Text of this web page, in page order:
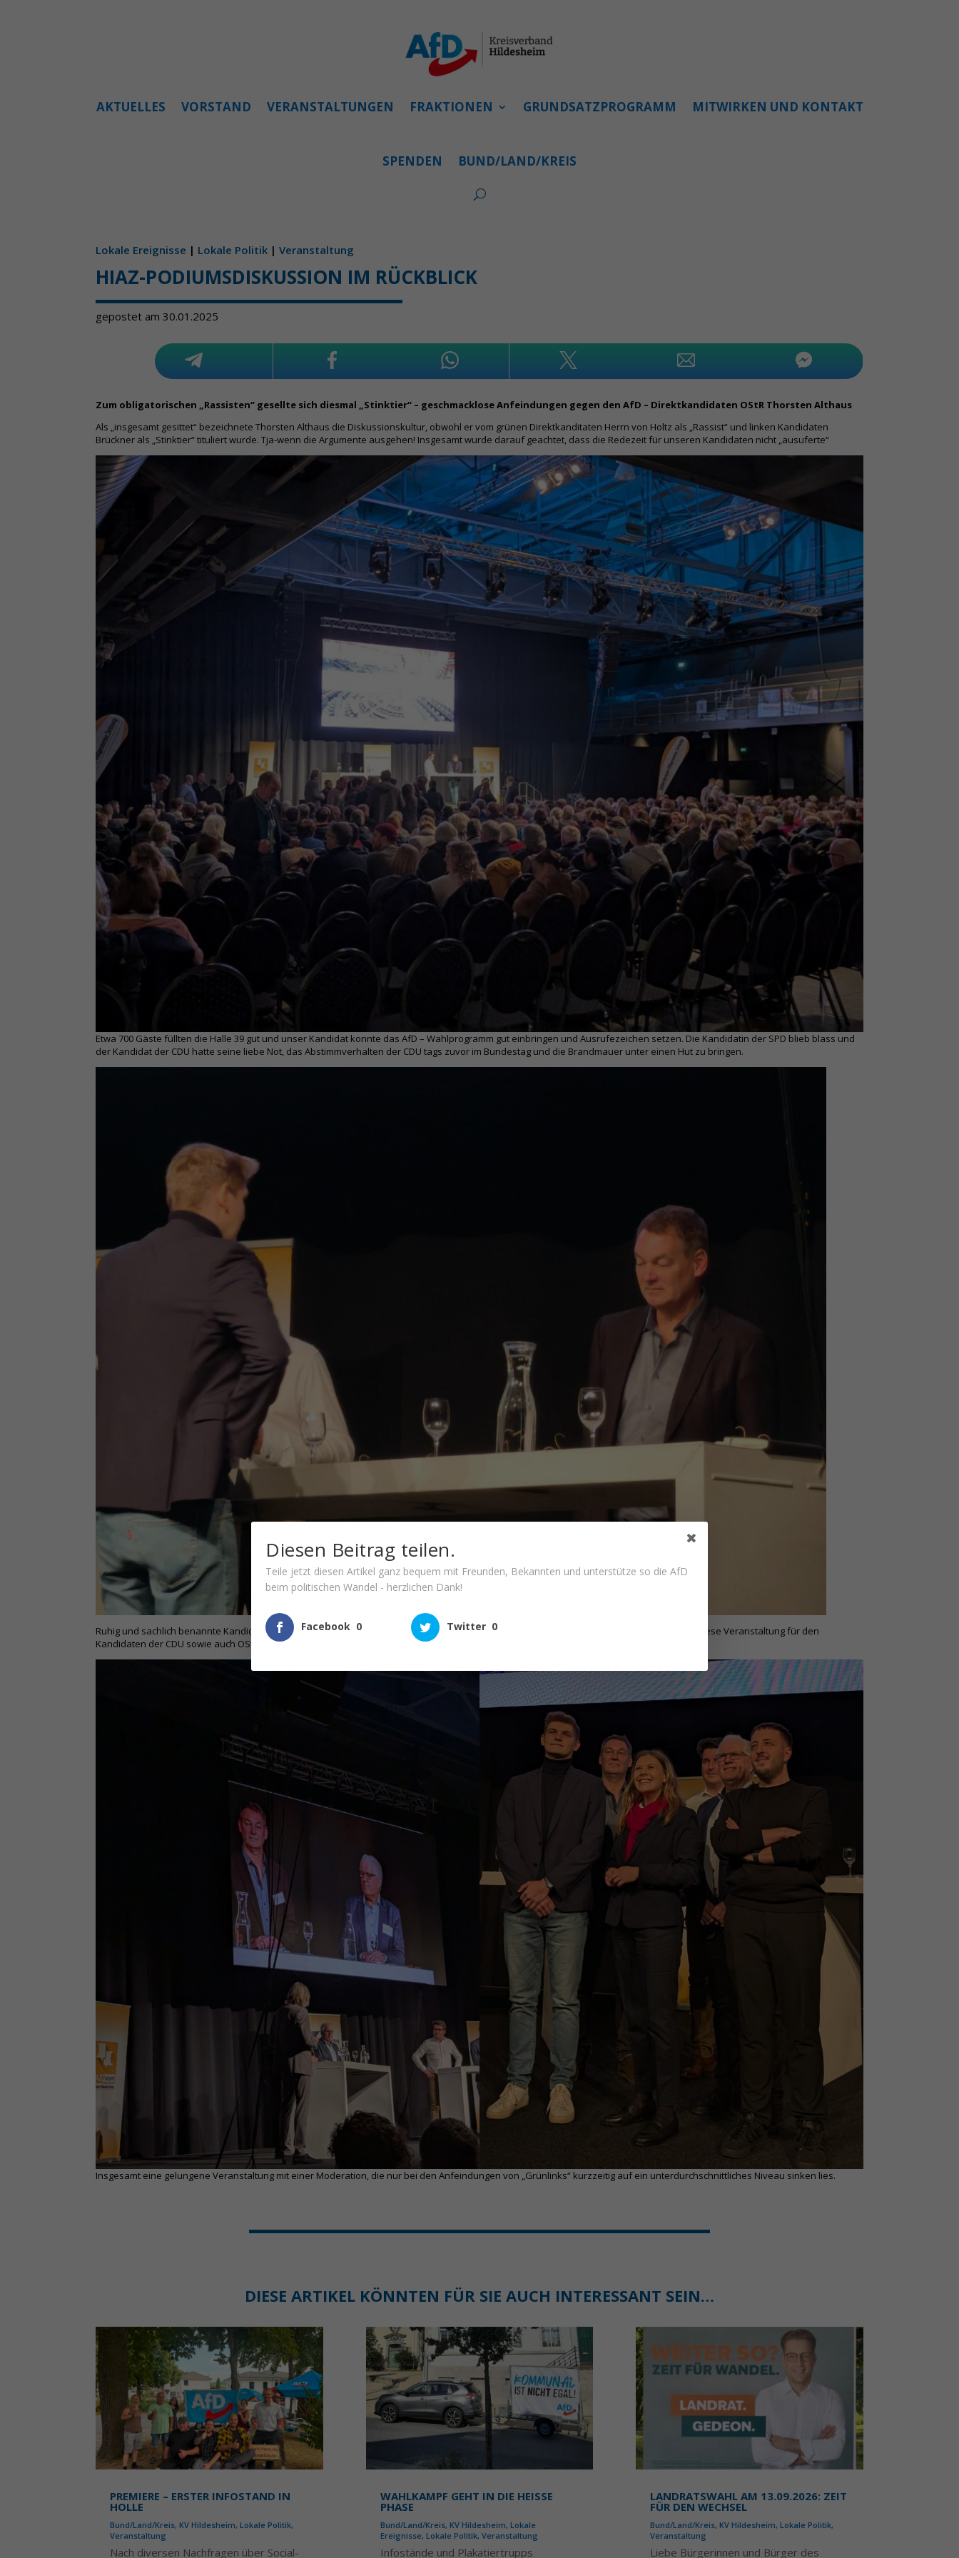
AKTUELLES VORSTAND VERANSTALTUNGEN FRAKTIONEN GRUNDSATZPROGRAMM MITWIRKEN UND KONTAKT
SPENDEN BUND/LAND/KREIS
Lokale Ereignisse | Lokale Politik |Veranstaltung
HIAZ-PODIUMSDISKUSSION IM RÜCKBLICK
gepostet am 30.01.2025
Zum obligatorischen „Rassisten“ gesellte sich diesmal „Stinktier“ – geschmacklose Anfeindungen gegen den AfD – Direktkandidaten OStR Thorsten Althaus
Als „insgesamt gesittet“ bezeichnete Thorsten Althaus die Diskussionskultur, obwohl er vom grünen Direktkanditaten Herrn von Holtz als „Rassist“ und linken Kandidaten
Brückner als „Stinktier“ tituliert wurde. Tja-wenn die Argumente ausgehen! Insgesamt wurde darauf geachtet, dass die Redezeit für unseren Kandidaten nicht „ausuferte“
Twitter
Etwa 700 Gäste füllten die Halle 39 gut und unser Kandidat konnte das AfD – Wahlprogramm gut einbringen und Ausrufezeichen setzen. Die Kandidatin der SPD blieb blass und
der Kandidat der CDU hatte seine liebe Not, das Abstimmverhalten der CDU tags zuvor im Bundestag und die Brandmauer unter einen Hut zu bringen.
Ruhig und sachlich benannte Kandidat Althaus seine Themen, beantwortete Fragen und setzte seine Statements, was vom Publikum, dass diese Veranstaltung für den
Kandidaten der CDU sowie auch OStR Althaus zu keinem „Heimspiel“ machte, aber recht neutral aufgenommen wurde.
Facebook Twitter
Insgesamt eine gelungene Veranstaltung mit einer Moderation, die nur bei den Anfeindungen von „Grünlinks“ kurzzeitig auf ein unterdurchschnittliches Niveau sinken lies.
DIESE ARTIKEL KÖNNTEN FÜR SIE AUCH INTERESSANT SEIN…
PREMIERE – ERSTER INFOSTAND IN
HOLLE
Bund/Land/Kreis,KV Hildesheim,Lokale Politik,
Veranstaltung
Nach diversen Nachfragen über Social-
WAHLKAMPF GEHT IN DIE HEISSE P
HASE
Bund/Land/Kreis, KV Hildesheim, Lokale
Ereignisse, Lokale Politik, Veranstaltung
Infostände und Plakatiertrupps
LANDRATSWAHL AM 13.09.2026: ZEIT
FÜR DEN WECHSEL
Bund/Land/Kreis, KV Hildesheim, Lokale Politik,
Veranstaltung
Liebe Bürgerinnen und Bürger des
Diesen Beitrag teilen.
Teile jetzt diesen Artikel ganz bequem mit Freunden, Bekannten und unterstütze so die AfD
beim politischen Wandel - herzlichen Dank!
Facebook 0 Twitter 0